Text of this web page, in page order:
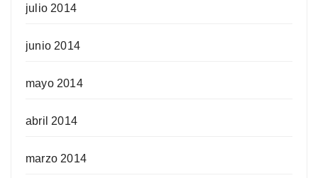
julio 2014
junio 2014
mayo 2014
abril 2014
marzo 2014